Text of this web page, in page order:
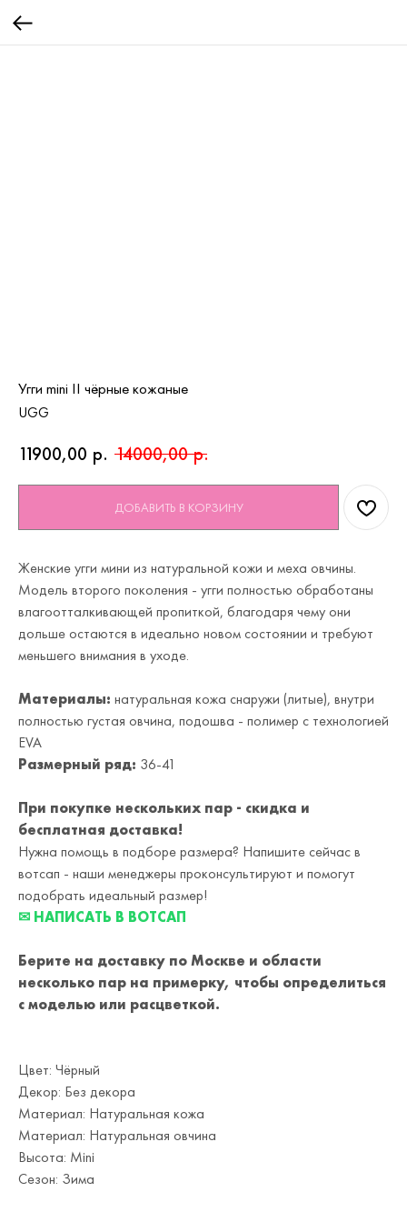
Угги mini II чёрные кожаные
UGG
11900,00 р. 14000,00 р.
ДОБАВИТЬ В КОРЗИНУ
Женские угги мини из натуральной кожи и меха овчины.
Модель второго поколения - угги полностью обработаны
влагоотталкивающей пропиткой, благодаря чему они
дольше остаются в идеально новом состоянии и требуют
меньшего внимания в уходе.
Материалы: натуральная кожа снаружи (литые), внутри
полностью густая овчина, подошва - полимер с технологией
EVA
Размерный ряд: 36-41
При покупке нескольких пар - скидка и
бесплатная доставка!
Нужна помощь в подборе размера? Напишите сейчас в
вотсап - наши менеджеры проконсультируют и помогут
подобрать идеальный размер!
✉ НАПИСАТЬ В ВОТСАП
Берите на доставку по Москве и области
несколько пар на примерку, чтобы определиться
с моделью или расцветкой.
Цвет: Чёрный
Декор: Без декора
Материал: Натуральная кожа
Материал: Натуральная овчина
Высота: Mini
Сезон: Зима